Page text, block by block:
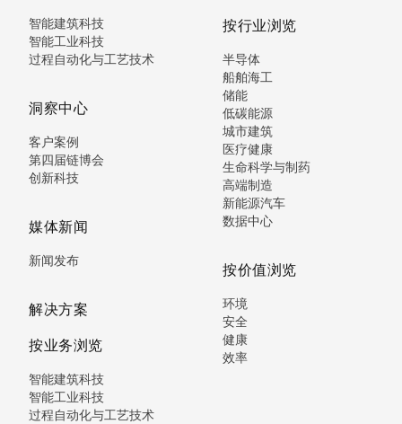
智能建筑科技
智能工业科技
过程自动化与工艺技术
洞察中心
客户案例
第四届链博会
创新科技
媒体新闻
新闻发布
解决方案
按业务浏览
智能建筑科技
智能工业科技
过程自动化与工艺技术
按行业浏览
半导体
船舶海工
储能
低碳能源
城市建筑
医疗健康
生命科学与制药
高端制造
新能源汽车
数据中心
按价值浏览
环境
安全
健康
效率